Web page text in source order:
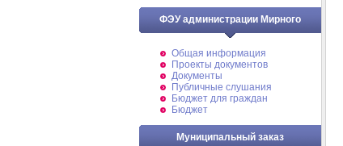
ФЭУ администрации Мирного
Общая информация
Проекты документов
Документы
Публичные слушания
Бюджет для граждан
Бюджет
Муниципальный заказ